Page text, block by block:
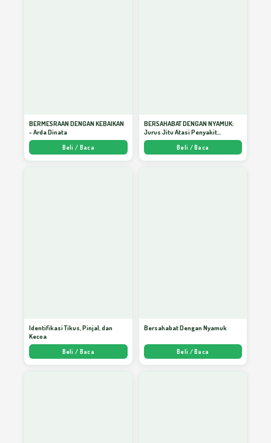
BERMESRAAN DENGAN KEBAIKAN
- Arda Dinata
Beli / Baca
BERSAHABAT DENGAN NYAMUK:
Jurus Jitu Atasi Penyakit
Bersumber Nyamuk - Arda Dinata
Beli / Baca
Identifikasi Tikus, Pinjal, dan
Kecoa
Beli / Baca
Bersahabat Dengan Nyamuk
Beli / Baca